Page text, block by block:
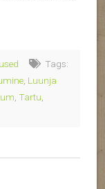
Tags:
Luunja
Tartu